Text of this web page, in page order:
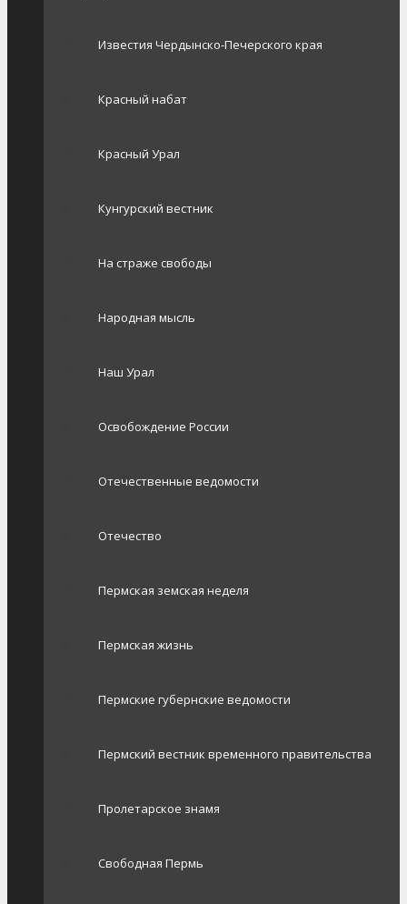
Известия Чердынско-Печерского края
Красный набат
Красный Урал
Кунгурский вестник
На страже свободы
Народная мысль
Наш Урал
Освобождение России
Отечественные ведомости
Отечество
Пермская земская неделя
Пермская жизнь
Пермские губернские ведомости
Пермский вестник временного правительства
Пролетарское знамя
Свободная Пермь